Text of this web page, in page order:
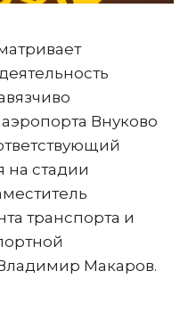
Внуково
на стадии
транспорта и
Макаров.